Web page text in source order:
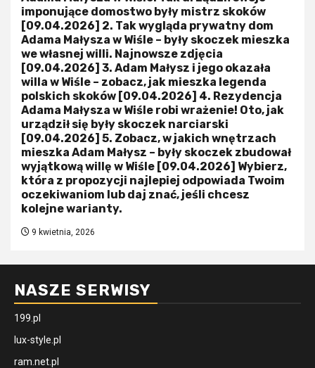
imponujące domostwo były mistrz skoków
[09.04.2026] 2. Tak wygląda prywatny dom
Adama Małysza w Wiśle – były skoczek mieszka
we własnej willi. Najnowsze zdjęcia
[09.04.2026] 3. Adam Małysz i jego okazała
willa w Wiśle – zobacz, jak mieszka legenda
polskich skoków [09.04.2026] 4. Rezydencja
Adama Małysza w Wiśle robi wrażenie! Oto, jak
urządził się były skoczek narciarski
[09.04.2026] 5. Zobacz, w jakich wnętrzach
mieszka Adam Małysz – były skoczek zbudował
wyjątkową willę w Wiśle [09.04.2026] Wybierz,
która z propozycji najlepiej odpowiada Twoim
oczekiwaniom lub daj znać, jeśli chcesz
kolejne warianty.
9 kwietnia, 2026
NASZE SERWISY
199.pl
lux-style.pl
ram.net.pl